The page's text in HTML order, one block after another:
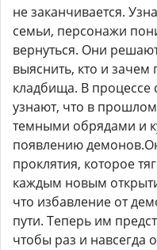
не заканчивается.
семьи, персонажи
вернуться. Они
выяснить, кто и зачем
кладбища. В процессе
узнают, что в
темными обрядами и
появлению
проклятия, которое
каждым новым
что избавление от
пути. Теперь им
чтобы раз и навсегда